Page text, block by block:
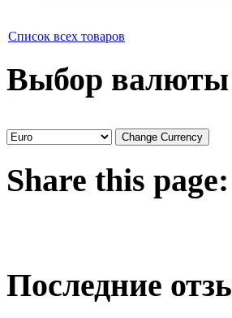
Список всех товаров
Выбор валюты
Share this page:
Последние